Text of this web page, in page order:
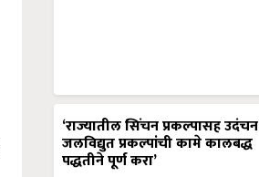
‘राज्यातील सिंचन प्रकल्पासह उदंचन
जलविद्युत प्रकल्पांची कामे कालबद्ध
पद्धतीने पूर्ण करा’